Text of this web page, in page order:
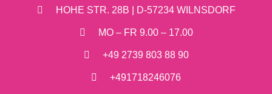
HOHE STR. 28B | D-57234 WILNSDORF
MO – FR 9.00 – 17.00
+49 2739 803 88 90
+491718246076